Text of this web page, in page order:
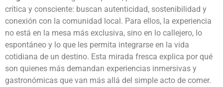
crítica y consciente: buscan autenticidad, sostenibilidad y
conexión con la comunidad local. Para ellos, la experiencia
no está en la mesa más exclusiva, sino en lo callejero, lo
espontáneo y lo que les permita integrarse en la vida
cotidiana de un destino. Esta mirada fresca explica por qué
son quienes más demandan experiencias inmersivas y
gastronómicas que van más allá del simple acto de comer.